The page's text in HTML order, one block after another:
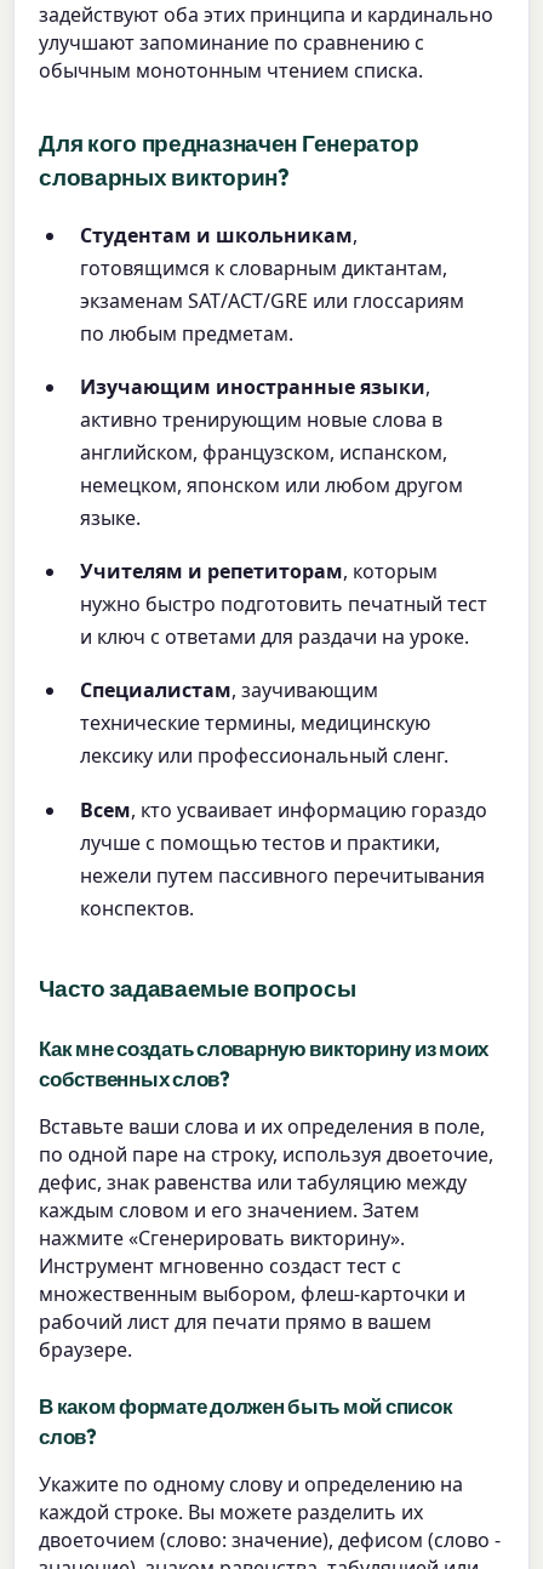
задействуют оба этих принципа и кардинально
улучшают запоминание по сравнению с
обычным монотонным чтением списка.
Для кого предназначен Генератор
словарных викторин?
Студентам и школьникам,
готовящимся к словарным диктантам,
экзаменам SAT/ACT/GRE или глоссариям
по любым предметам.
Изучающим иностранные языки,
активно тренирующим новые слова в
английском, французском, испанском,
немецком, японском или любом другом
языке.
Учителям и репетиторам, которым
нужно быстро подготовить печатный тест
и ключ с ответами для раздачи на уроке.
Специалистам, заучивающим
технические термины, медицинскую
лексику или профессиональный сленг.
Всем, кто усваивает информацию гораздо
лучше с помощью тестов и практики,
нежели путем пассивного перечитывания
конспектов.
Часто задаваемые вопросы
Как мне создать словарную викторину из моих
собственных слов?
Вставьте ваши слова и их определения в поле,
по одной паре на строку, используя двоеточие,
дефис, знак равенства или табуляцию между
каждым словом и его значением. Затем
нажмите «Сгенерировать викторину».
Инструмент мгновенно создаст тест с
множественным выбором, флеш-карточки и
рабочий лист для печати прямо в вашем
браузере.
В каком формате должен быть мой список
слов?
Укажите по одному слову и определению на
каждой строке. Вы можете разделить их
двоеточием (слово: значение), дефисом (слово -